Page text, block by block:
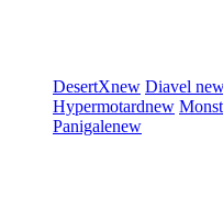
DesertXnew Diavel
Hypermotardnew
Panigalenew